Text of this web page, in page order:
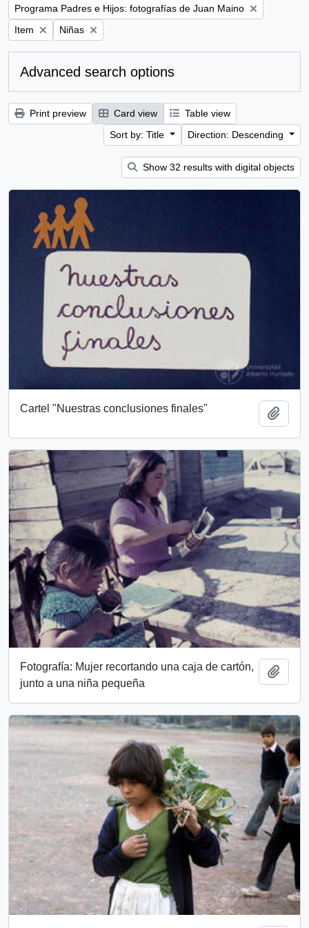
Remove filter:
Programa Padres e Hijos: fotografías de Juan Maino
Remove filter:
Item Remove filter:
Niñas
Advanced search options
Print preview Card view
Table view
Sort by: Title
Direction: Descending
Show 32 results with digital objects
Cartel "Nuestras conclusiones finales"
Fotografía: Mujer recortando una caja de cartón,
junto a una niña pequeña